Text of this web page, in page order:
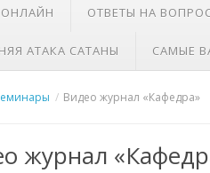
ОТВЕТЫ НА
АТАКА САТАНЫ САМЫЕ
Видео журнал «Кафедра»
журнал